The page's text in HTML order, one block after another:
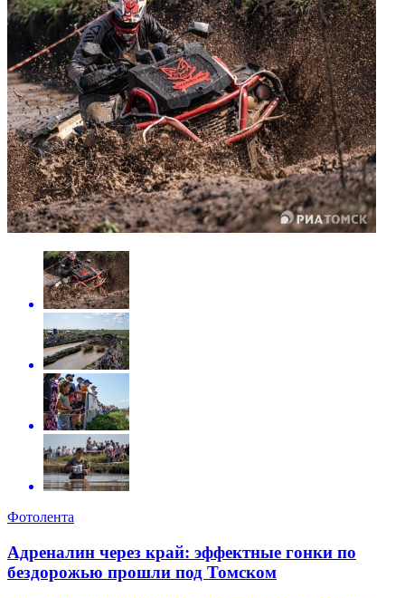
Фотолента
Адреналин через край: эффектные гонки по
бездорожью прошли под Томском